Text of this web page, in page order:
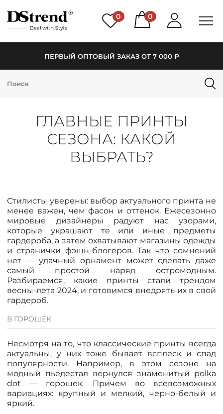
0 0
ПЕРВЫЙ ОПТОВЫЙ ЗАКАЗ ОТ 7 000 ₽
КАТАЛОГ
НОВИНКИ
АКЦИИ
КОНТАКТЫ
ЖУРНАЛ
О НАС
СКИДКИ
ЧАСТО ЗАДАВАЕМЫЕ ВОПРОСЫ
ОПТОВЫМ ПОКУПАТЕЛЯМ
ГЛАВНЫЕ ПРИНТЫ
СЕЗОНА: КАКОЙ
ВЫБРАТЬ?
Стилисты уверены: выбор актуального принта не
менее важен, чем фасон и оттенок. Ежесезонно
мировые дизайнеры радуют нас узорами,
которые украшают те или иные предметы
гардероба, а затем охватывают магазины одежды
и странички фэшн-блогеров. Так что сомнений
нет — удачный орнамент может сделать даже
самый простой наряд остромодным.
Разбираемся, какие принты стали трендом
весны-лета 2024, и готовимся внедрять их в свой
гардероб.
В ГОРОШЕК
Несмотря на то, что классические принты всегда
актуальны, у них тоже бывает всплеск и спад
популярности. Например, в этом сезоне на
модный пьедестал вернулся знаменитый polka
dot — горошек. Причем во всевозможных
вариациях: крупный и мелкий, черно-белый и
яркий.